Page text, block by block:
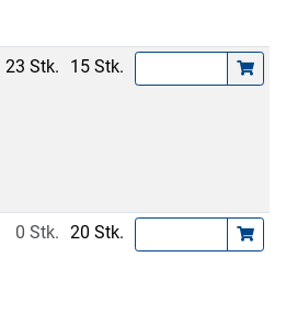
23 Stk. 15 Stk.
0 Stk. 20 Stk.